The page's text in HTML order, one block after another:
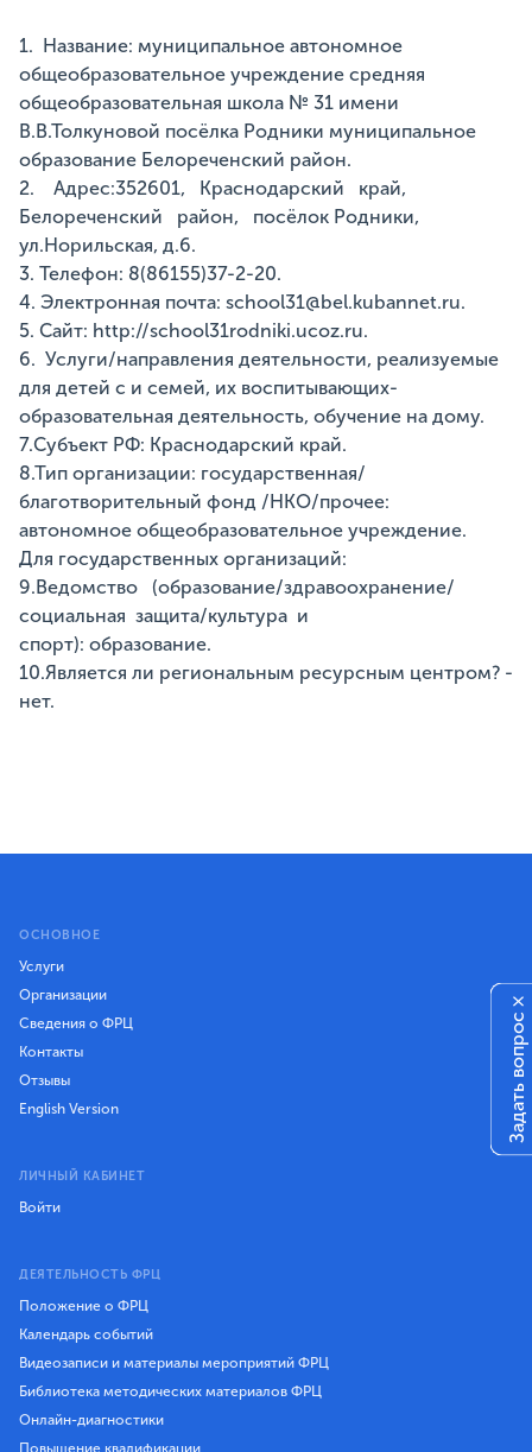
1. Название: муниципальное автономное
общеобразовательное учреждение средняя
общеобразовательная школа № 31 имени
В.В.Толкуновой посёлка Родники муниципальное
образование Белореченский район.
2. Адрес:352601, Краснодарский край,
Белореченский район, посёлок Родники,
ул.Норильская, д.6.
3. Телефон: 8(86155)37-2-20.
4. Электронная почта: school31@bel.kubannet.ru.
5. Сайт: http://school31rodniki.ucoz.ru.
6. Услуги/направления деятельности, реализуемые
для детей с и семей, их воспитывающих-
образовательная деятельность, обучение на дому.
7.Субъект РФ: Краснодарский край.
8.Тип организации: государственная/
благотворительный фонд /НКО/прочее:
автономное общеобразовательное учреждение.
Для государственных организаций:
9.Ведомство (образование/здравоохранение/
социальная защита/культура и
спорт): образование.
10.Является ли региональным ресурсным центром? -
нет.
ОСНОВНОЕ
Услуги
Организации
Сведения о ФРЦ
Контакты
Отзывы
English Version
ЛИЧНЫЙ КАБИНЕТ
Войти
ДЕЯТЕЛЬНОСТЬ ФРЦ
Положение о ФРЦ
Календарь событий
Видеозаписи и материалы мероприятий ФРЦ
Библиотека методических материалов ФРЦ
Онлайн-диагностики
Повышение квалификации
Задать вопрос
×